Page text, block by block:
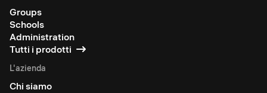
Groups
Schools
Administration
Tutti i prodotti
L'azienda
Chi siamo